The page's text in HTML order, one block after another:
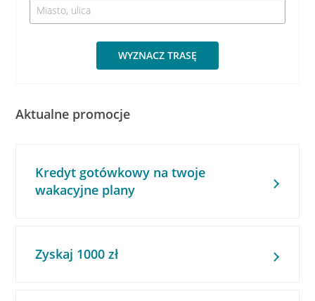
WYZNACZ TRASĘ
Aktualne promocje
Kredyt gotówkowy na twoje
wakacyjne plany
Zyskaj 1000 zł